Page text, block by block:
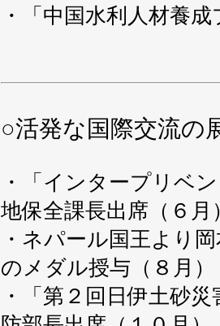
・「中国水利人材養
○活発な国際交流の
・「インタープリベ
地保全課長出席（６月
・ネパール国王より
のメダル授与（８月）
・「第２回日伊土砂